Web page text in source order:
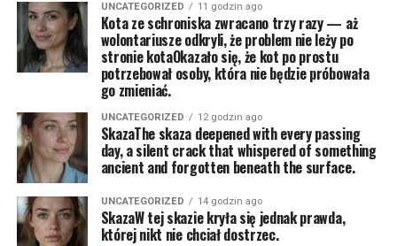
UNCATEGORIZED 11 godzin ago
Kota ze schroniska zwracano trzy razy — aż
wolontariusze odkryli, że problem nie leży po
stronie kotaOkazało się, że kot po prostu
potrzebował osoby, która nie będzie próbowała
go zmieniać.
UNCATEGORIZED 12 godzin ago
SkazaThe skaza deepened with every passing
day, a silent crack that whispered of something
ancient and forgotten beneath the surface.
UNCATEGORIZED 14 godzin ago
SkazaW tej skazie kryła się jednak prawda,
której nikt nie chciał dostrzec.